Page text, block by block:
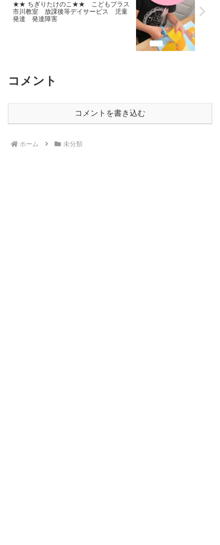
★★ ちぎりたけのこ★★ こどもプラス
市川教室 放課後等デイサービス 児童
発達 発達障害
コメント
コメントを書き込む
ホーム 未分類